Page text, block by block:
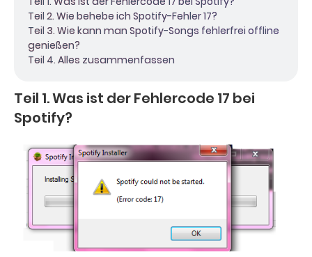
Teil 2. Wie behebe ich Spotify-Fehler 17?
Teil 3. Wie kann man Spotify-Songs fehlerfrei offline
genießen?
Teil 4. Alles zusammenfassen
Teil 1. Was ist der Fehlercode 17 bei
Spotify?